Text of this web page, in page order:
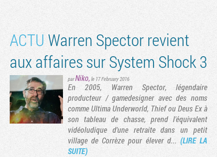
ACTU Warren Spector revient
aux affaires sur System Shock 3
parNiko, le 17 February 2016
En 2005, Warren Spector, légendaire
producteur / gamedesigner avec des noms
comme Ultima Underworld, Thief ou Deus Ex à
son tableau de chasse, prend l'équivalent
vidéoludique d'une retraite dans un petit
village de Corrèze pour élever d... (LIRE LA
SUITE)